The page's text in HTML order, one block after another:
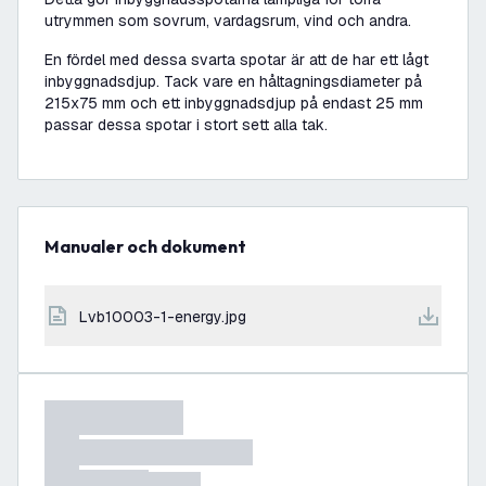
utrymmen som sovrum, vardagsrum, vind och andra.
En fördel med dessa svarta spotar är att de har ett lågt
inbyggnadsdjup. Tack vare en håltagningsdiameter på
215x75 mm och ett inbyggnadsdjup på endast 25 mm
passar dessa spotar i stort sett alla tak.
Manualer och dokument
lvb10003-1-energy.jpg